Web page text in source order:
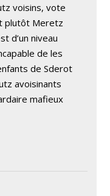
voisins, vote
plutôt Meretz
d’un niveau
de les
de Sderot
avoisinants
mafieux